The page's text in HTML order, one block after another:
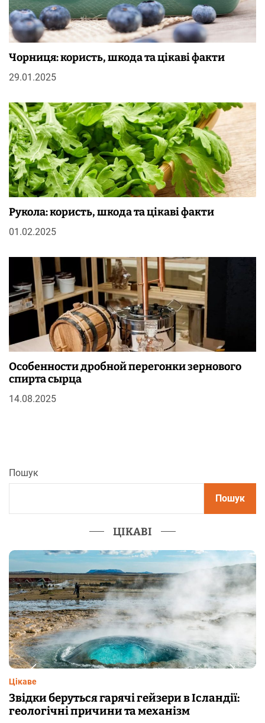
Чорниця: користь, шкода та цікаві факти
29.01.2025
Рукола: користь, шкода та цікаві факти
01.02.2025
Особенности дробной перегонки зернового
спирта сырца
14.08.2025
Пошук
Пошук
ЦІКАВІ
в Ісландії:
Чому від переляку
шкірі: фізіологія пілоерекції